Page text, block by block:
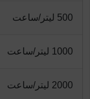
500 لیتر/ساعت
1000 لیتر/ساعت
2000 لیتر/ساعت